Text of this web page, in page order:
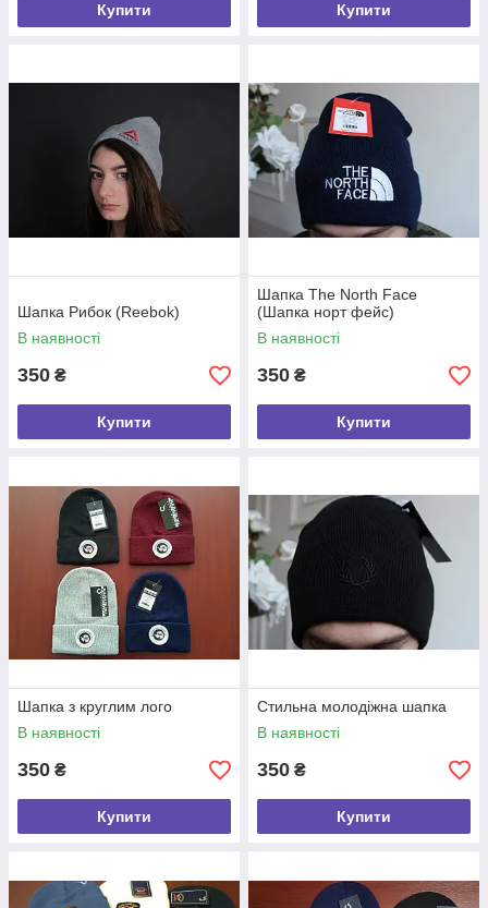
Купити Купити
Шапка Рибок (Reebok)
В наявності
350 ₴
Купити
Шапка The North Face
(Шапка норт фейс)
В наявності
350 ₴
Купити
Шапка з круглим лого
В наявності
350 ₴
Купити
Стильна молодіжна шапка
В наявності
350 ₴
Купити